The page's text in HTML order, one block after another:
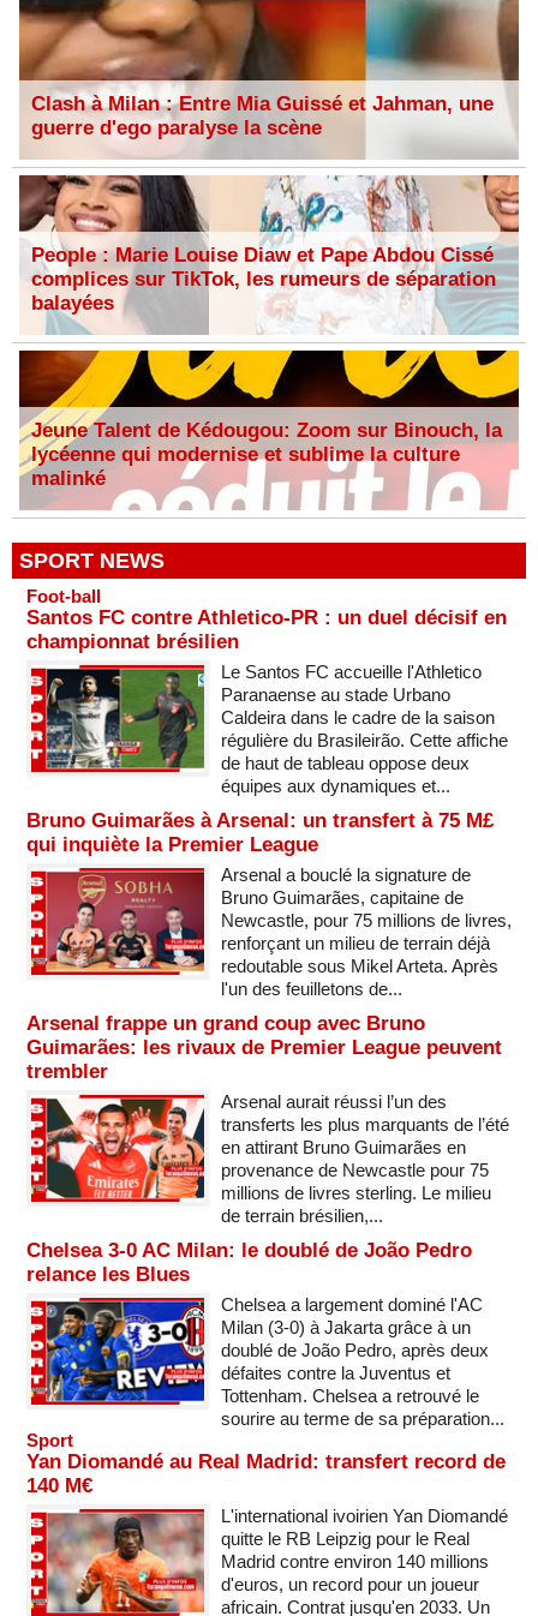
Clash à Milan : Entre Mia Guissé et Jahman, une
guerre d'ego paralyse la scène
People : Marie Louise Diaw et Pape Abdou Cissé
complices sur TikTok, les rumeurs de séparation
balayées
Jeune Talent de Kédougou: Zoom sur Binouch, la
lycéenne qui modernise et sublime la culture
malinké
SPORT NEWS
Foot-ball
Santos FC contre Athletico-PR : un duel décisif en
championnat brésilien
Le Santos FC accueille l'Athletico
Paranaense au stade Urbano
Caldeira dans le cadre de la saison
régulière du Brasileirão. Cette affiche
de haut de tableau oppose deux
équipes aux dynamiques et...
Bruno Guimarães à Arsenal: un transfert à 75 M£
qui inquiète la Premier League
Arsenal a bouclé la signature de
Bruno Guimarães, capitaine de
Newcastle, pour 75 millions de livres,
renforçant un milieu de terrain déjà
redoutable sous Mikel Arteta. Après
l'un des feuilletons de...
Arsenal frappe un grand coup avec Bruno
Guimarães: les rivaux de Premier League peuvent
trembler
Arsenal aurait réussi l’un des
transferts les plus marquants de l’été
en attirant Bruno Guimarães en
provenance de Newcastle pour 75
millions de livres sterling. Le milieu
de terrain brésilien,...
Chelsea 3-0 AC Milan: le doublé de João Pedro
relance les Blues
Chelsea a largement dominé l'AC
Milan (3-0) à Jakarta grâce à un
doublé de João Pedro, après deux
défaites contre la Juventus et
Tottenham. Chelsea a retrouvé le
sourire au terme de sa préparation...
Sport
Yan Diomandé au Real Madrid: transfert record de
140 M€
L'international ivoirien Yan Diomandé
quitte le RB Leipzig pour le Real
Madrid contre environ 140 millions
d'euros, un record pour un joueur
africain. Contrat jusqu'en 2033. Un